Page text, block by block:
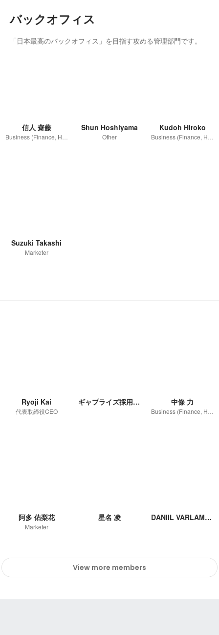
バックオフィス
「日本最高のバックオフィス」を目指す攻める管理部門です。
信人 齋藤 Shun Hoshiyama
Other
Kudoh Hiroko
Suzuki Takashi
Marketer
Ryoji Kai
代表取締役CEO
ギャプライズ採用担当 中條 力
阿多 佑梨花
Marketer
星名 凌 DANIIL VARLAMOV
View more members